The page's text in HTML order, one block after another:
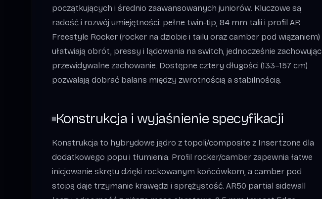
początkujących i średnio zaawansowanych juniorów. Kluczowe są
radość i rozwój umiejętności: pełne twin‑tip, 84 mm talii i profil AR
Freestyle Rocker (rocker na dziobie i tailu oraz camber pod wiązaniem)
ułatwiają obrót, pressy i lądowania na switch, jednocześnie zachowując
przewidywalne zachowanie. Dostępne cztery długości (133–157 cm)
pozwalają dobrać balans między zwrotnością a stabilnością.
Konstrukcja i wyjaśnienie specyfikacji
Konstrukcja to hybrydowe jądro z topoli/composite z Insertzone dla
dodatkowego popu i tłumienia. Profil rocker/camber zapewnia łatwe
inicjowanie skrętu dzięki rockowanym końcówkom, a camber pod
stopą daje trzymanie krawędzi i sprężystość. AR50 partial sidewall